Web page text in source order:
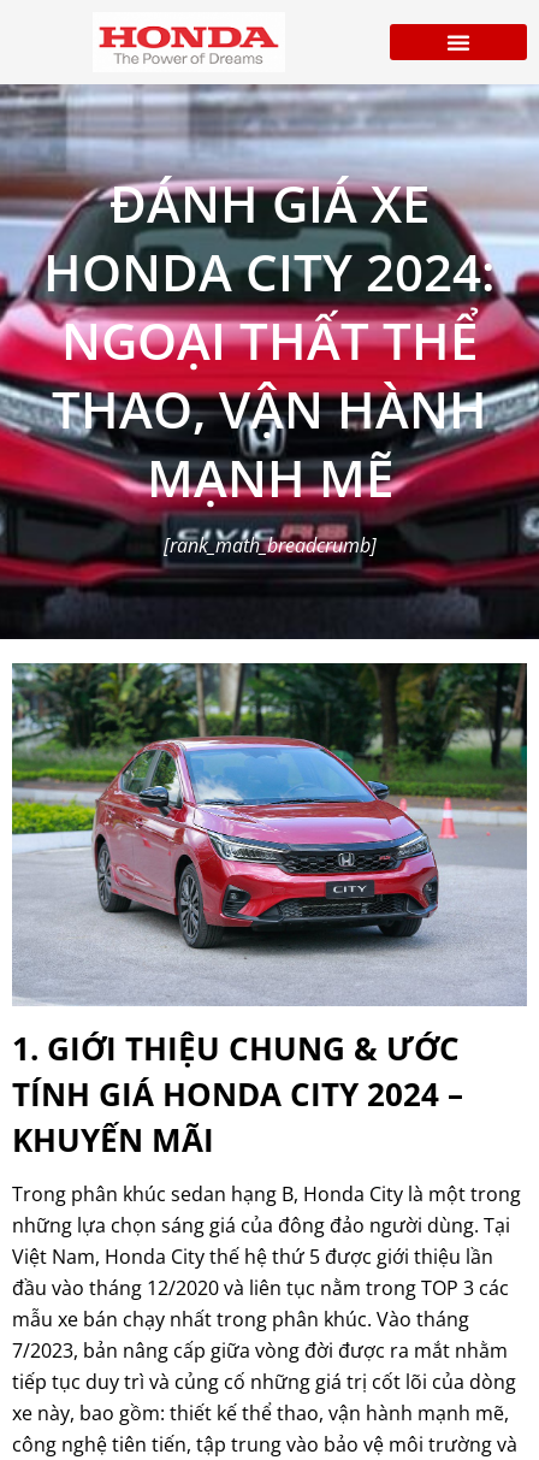
ĐÁNH GIÁ XE
HONDA CITY 2024:
NGOẠI THẤT THỂ
THAO, VẬN HÀNH
MẠNH MẼ
[rank_math_breadcrumb]
1. GIỚI THIỆU CHUNG & ƯỚC
TÍNH GIÁ HONDA CITY 2024 –
KHUYẾN MÃI
Trong phân khúc sedan hạng B, Honda City là một trong
những lựa chọn sáng giá của đông đảo người dùng. Tại
Việt Nam, Honda City thế hệ thứ 5 được giới thiệu lần
đầu vào tháng 12/2020 và liên tục nằm trong TOP 3 các
mẫu xe bán chạy nhất trong phân khúc. Vào tháng
7/2023, bản nâng cấp giữa vòng đời được ra mắt nhằm
tiếp tục duy trì và củng cố những giá trị cốt lõi của dòng
xe này, bao gồm: thiết kế thể thao, vận hành mạnh mẽ,
công nghệ tiên tiến, tập trung vào bảo vệ môi trường và